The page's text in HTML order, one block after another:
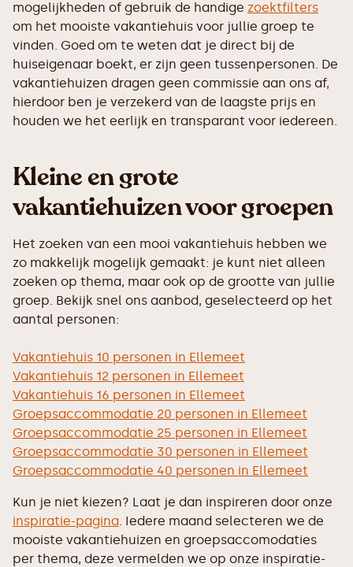
mogelijkheden of gebruik de handige zoektfilters
om het mooiste vakantiehuis voor jullie groep te
vinden. Goed om te weten dat je direct bij de
huiseigenaar boekt, er zijn geen tussenpersonen. De
vakantiehuizen dragen geen commissie aan ons af,
hierdoor ben je verzekerd van de laagste prijs en
houden we het eerlijk en transparant voor iedereen.
Kleine en grote
vakantiehuizen voor groepen
Het zoeken van een mooi vakantiehuis hebben we
zo makkelijk mogelijk gemaakt: je kunt niet alleen
zoeken op thema, maar ook op de grootte van jullie
groep. Bekijk snel ons aanbod, geselecteerd op het
aantal personen:
Vakantiehuis 10 personen in Ellemeet
Vakantiehuis 12 personen in Ellemeet
Vakantiehuis 16 personen in Ellemeet
Groepsaccommodatie 20 personen in Ellemeet
Groepsaccommodatie 25 personen in Ellemeet
Groepsaccommodatie 30 personen in Ellemeet
Groepsaccommodatie 40 personen in Ellemeet
Kun je niet kiezen? Laat je dan inspireren door onze
inspiratie-pagina. Iedere maand selecteren we de
mooiste vakantiehuizen en groepsaccomodaties
per thema, deze vermelden we op onze inspiratie-